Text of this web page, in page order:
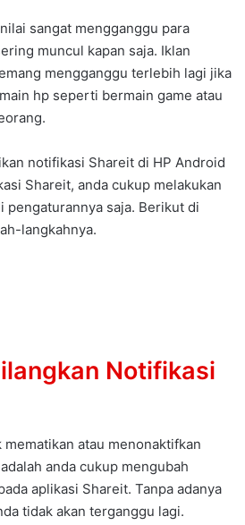
sangat mengganggu para
muncul kapan saja. Iklan
mengganggu terlebih lagi jika
hp seperti bermain game atau
notifikasi Shareit di HP Android
Shareit, anda cukup melakukan
pengaturannya saja. Berikut di
langkahnya.
Notifikasi
atau menonaktifkan
anda cukup mengubah
aplikasi Shareit. Tanpa adanya
tidak akan terganggu lagi.